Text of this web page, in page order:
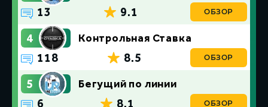
9.1
13 ОБЗОР
4 Контрольная Ставка
8.5
118 ОБЗОР
5 Бегущий по линии
8.1
6 ОБЗОР